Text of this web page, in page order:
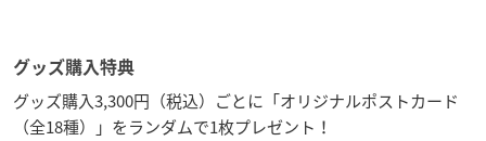
グッズ購入特典
グッズ購入3,300円（税込）ごとに「オリジナルポストカード
（全18種）」をランダムで1枚プレゼント！